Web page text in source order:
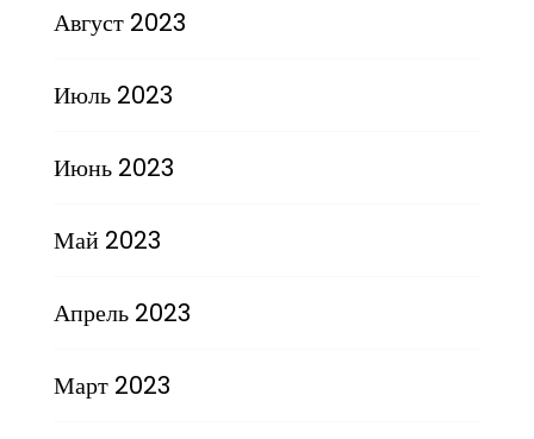
Август 2023
Июль 2023
Июнь 2023
Май 2023
Апрель 2023
Март 2023